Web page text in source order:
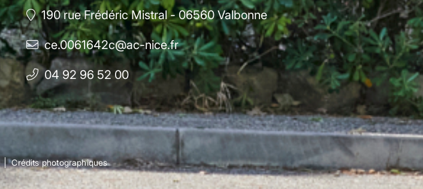
190 rue Frédéric Mistral - 06560 Valbonne
ce.0061642c@ac-nice.fr
04 92 96 52 00
Crédits photographiques